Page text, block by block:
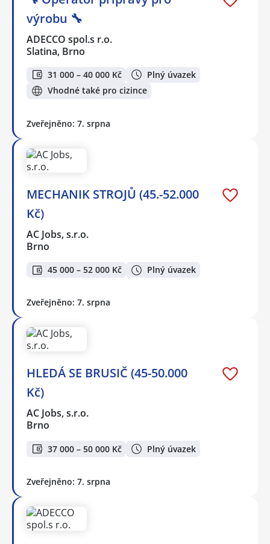
výrobu 🔧
ADECCO spol.s r.o.
Slatina, Brno
31 000 – 40 000 Kč
Plný úvazek
Vhodné také pro cizince
Zveřejněno: 7. srpna
MECHANIK STROJŮ (45.-52.000
Kč)
AC Jobs, s.r.o.
Brno
45 000 – 52 000 Kč Plný úvazek
Zveřejněno: 7. srpna
HLEDÁ SE BRUSIČ (45-50.000
Kč)
AC Jobs, s.r.o.
Brno
37 000 – 50 000 Kč Plný úvazek
Zveřejněno: 7. srpna